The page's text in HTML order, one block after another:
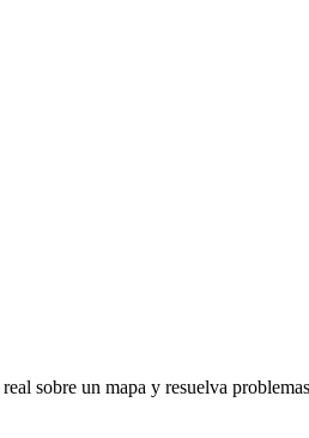
sobre un mapa y resuelva